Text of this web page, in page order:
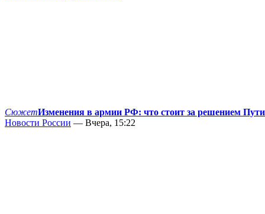
СюжетИзменения в армии РФ: что стоит за решением
Новости России — Вчера, 15:22